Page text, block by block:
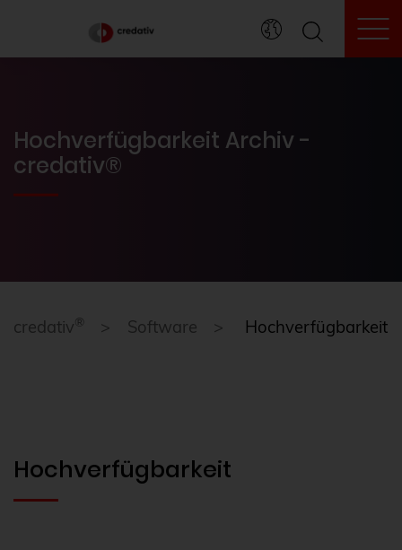
Hochverfügbarkeit Archiv -
credativ®
credativ ® Software Hochverfügbarkeit
Hochverfügbarkeit